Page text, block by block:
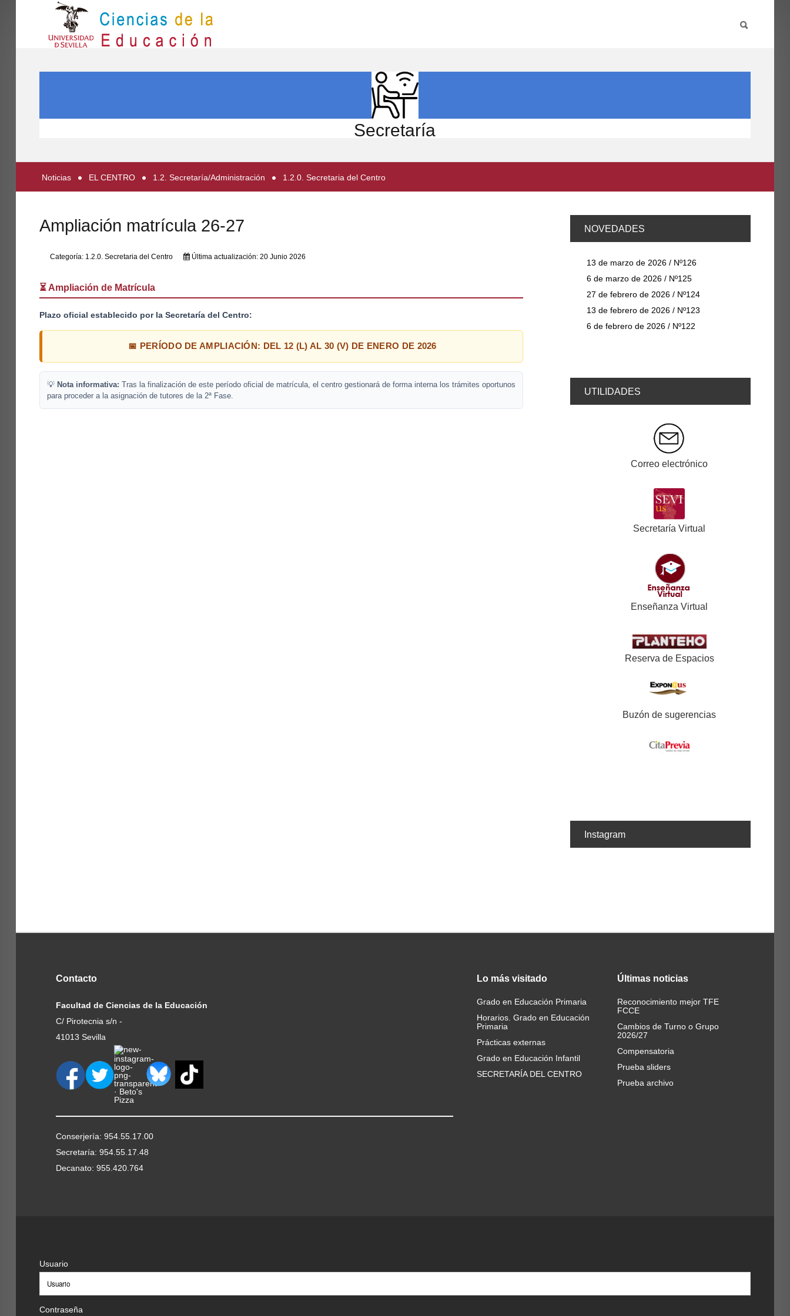
PARTICIPA
Secretaría
Noticias EL CENTRO 1.2. Secretaría/Administración 1.2.0. Secretaria del Centro
Ampliación matrícula 26-27
Categoría: 1.2.0. Secretaria del Centro Última actualización: 20 Junio 2026
⏳ Ampliación de Matrícula
Plazo oficial establecido por la Secretaría del Centro:
📅 PERÍODO DE AMPLIACIÓN: DEL 12 (L) AL 30 (V) DE ENERO DE 2026
💡 Nota informativa: Tras la finalización de este período oficial de matrícula, el centro gestionará de forma interna los trámites oportunos
para proceder a la asignación de tutores de la 2ª Fase.
NOVEDADES
13 de marzo de 2026 / Nº126
6 de marzo de 2026 / Nº125
27 de febrero de 2026 / Nº124
13 de febrero de 2026 / Nº123
6 de febrero de 2026 / Nº122
UTILIDADES
Correo electrónico
Secretaría Virtual
Enseñanza Virtual
Reserva de Espacios
Buzón de sugerencias
Instagram
Contacto
Facultad de Ciencias de la Educación
C/ Pirotecnia s/n -
41013 Sevilla
Conserjería: 954.55.17.00
Secretaría: 954.55.17.48
Decanato: 955.420.764
Lo más visitado
Grado en Educación Primaria
Horarios. Grado en Educación
Primaria
Prácticas externas
Grado en Educación Infantil
SECRETARÍA DEL CENTRO
Últimas noticias
Reconocimiento mejor TFE
FCCE
Cambios de Turno o Grupo
2026/27
Compensatoria
Prueba sliders
Prueba archivo
Usuario
Contraseña